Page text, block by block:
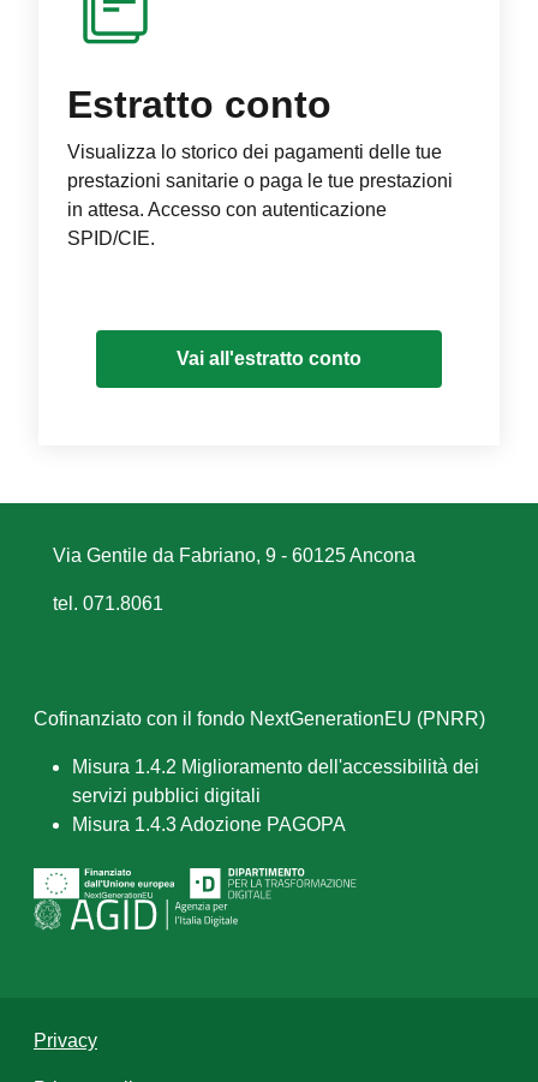
Estratto conto
Visualizza lo storico dei pagamenti delle tue
prestazioni sanitarie o paga le tue prestazioni
in attesa. Accesso con autenticazione
SPID/CIE.
Vai all'estratto conto
Via Gentile da Fabriano, 9 - 60125 Ancona
tel. 071.8061
Cofinanziato con il fondo NextGenerationEU (PNRR)
Misura 1.4.2 Miglioramento dell'accessibilità dei
servizi pubblici digitali
Misura 1.4.3 Adozione PAGOPA
Privacy